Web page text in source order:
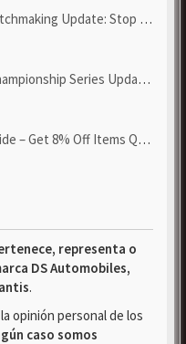
Stop Failed - Grab Bluep...
Series Update! Get Cheap & ...
8% Off Items Quickly to Test ...
representa o
DS Automobiles,
.
opinión personal de los
caso somos